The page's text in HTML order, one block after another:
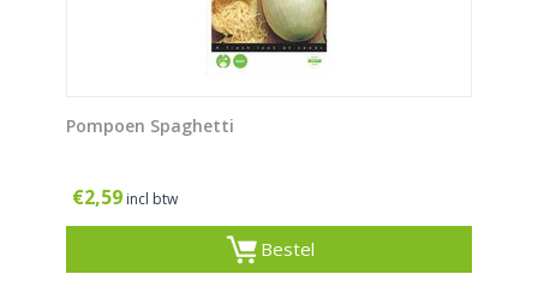
Pompoen Spaghetti
€2,59 incl btw
Bestel